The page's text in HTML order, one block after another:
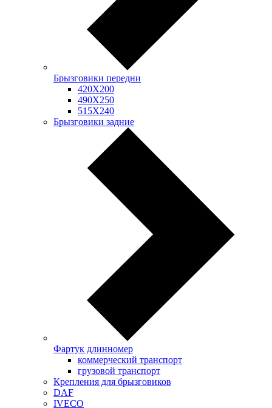
Брызговики передни
420Х200
490Х250
515Х240
Брызговики задние
Фартук длинномер
коммерческий транспорт
грузовой транспорт
Крепления для брызговиков
DAF
IVECO